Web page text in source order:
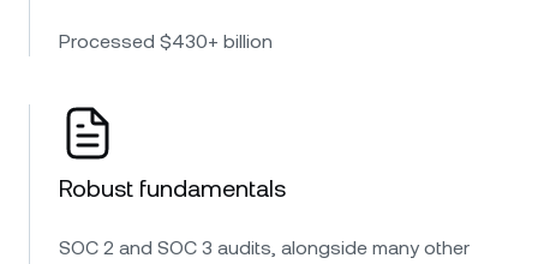
Processed $430+ billion
Robust fundamentals
SOC 2 and SOC 3 audits, alongside many other